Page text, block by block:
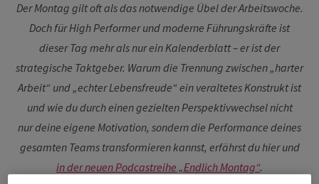
Der Montag gilt oft als das notwendige Übel der Arbeitswoche.
Doch für High Performer und moderne Führungskräfte ist
dieser Tag mehr als nur ein Kalenderblatt – er ist der
strategische Taktgeber. Warum die Trennung zwischen „harter
Arbeit“ und „echter Lebensfreude“ ein veraltetes Konstrukt ist
und wie dudurch einen gezielten Perspektivwechsel nicht
nurdeine eigene Motivation, sondern die Performance deines
gesamten Teams transformierenkannst, erfährst du hier und
inderneuenPodcastreihe „Endlich Montag“.